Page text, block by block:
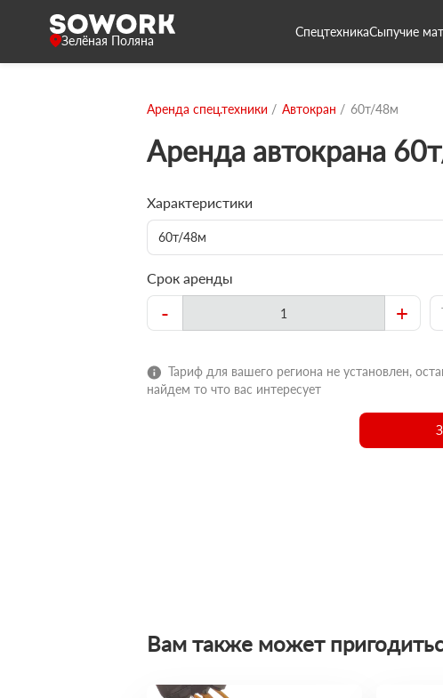
Зелёная Поляна
СпецтехникаСыпучие
Аренда спец.техники Автокран 60т/48м
Аренда автокрана
Характеристики
60т/48м
Срок аренды
- +
Тариф для вашего региона не установлен,
найдем то что вас интересует
Вам также может